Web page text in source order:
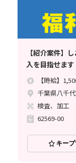
【紹介案件】
入を目指せま
査など】時給
円でしっかり稼
【時給】
千葉県八千
検査、加工
62569-00
キー